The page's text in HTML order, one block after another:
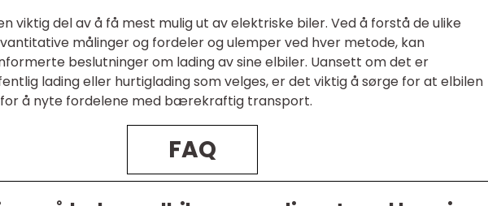
viktig del av å få mest mulig ut av elektriske biler. Ved å forstå de ulike
målinger og fordeler og ulemper ved hver metode, kan
beslutninger om lading av sine elbiler. Uansett om det er
lading eller hurtiglading som velges, er det viktig å sørge for at elbilen
å nyte fordelene med bærekraftig transport.
FAQ